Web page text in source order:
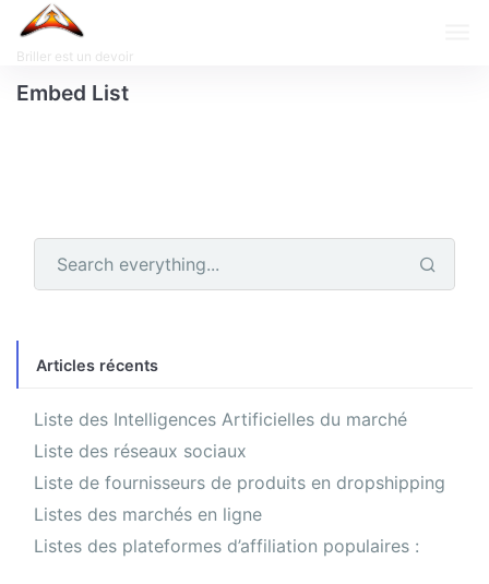
Briller est un devoir
Articles récents
Liste des Intelligences Artificielles du marché
Liste des réseaux sociaux
Liste de fournisseurs de produits en dropshipping
Listes des marchés en ligne
Listes des plateformes d’affiliation populaires :
Embed List